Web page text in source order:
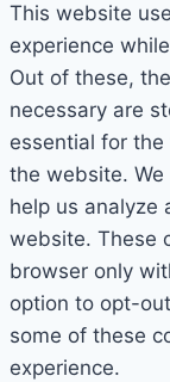
This website
experience
Out of these,
necessary are
essential for
the website.
help us analyze
website. These
browser only
option to opt-
some of these
experience.